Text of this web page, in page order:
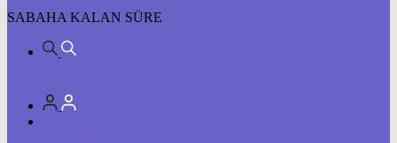
SABAHA KALAN SÜRE